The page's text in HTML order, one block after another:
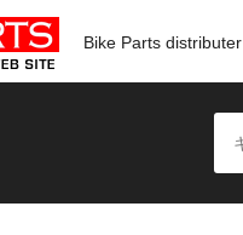
Bike Parts distributer